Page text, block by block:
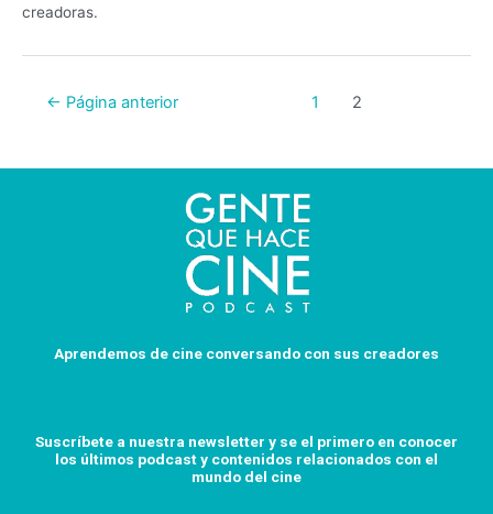
creadoras.
← Página anterior 1 2
Aprendemos de cine conversando con sus creadores
Suscríbete a nuestra newsletter y se el primero en conocer
los últimos podcast y contenidos relacionados con el
mundo del cine